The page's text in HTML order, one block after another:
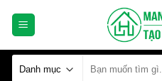
kiếm: